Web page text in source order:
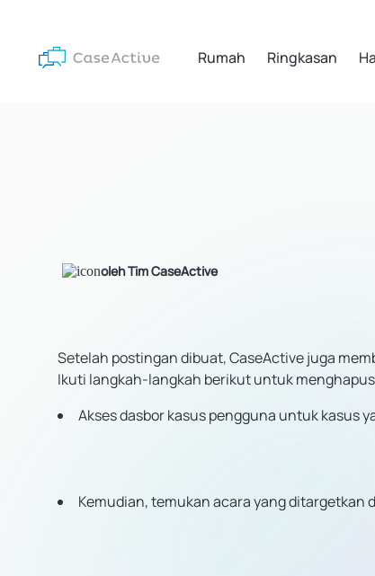
Rumah Ringkasan
oleh Tim CaseActive
Setelah postingan dibuat, CaseActive juga
Ikuti langkah-langkah berikut untuk
Akses dasbor kasus pengguna untuk kasus
Kemudian, temukan acara yang ditargetkan